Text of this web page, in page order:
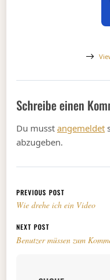
Schreibe einen
Du musstangemeldet
abzugeben.
PREVIOUS POST
Wie drehe ich ein Video
NEXT POST
Benutzer müssen zum